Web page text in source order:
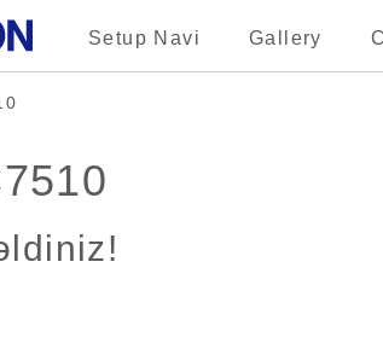
Setup Navi Gallery